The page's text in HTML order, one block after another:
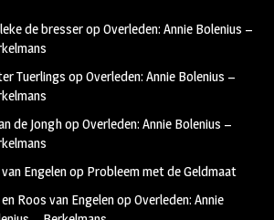
de bresseropOverleden: Annie Bolenius –
Tuerlings opOverleden: Annie Bolenius –
de JonghopOverleden: Annie Bolenius –
van Engelenop Probleem met de Geldmaat
en Roos van EngelenopOverleden: Annie